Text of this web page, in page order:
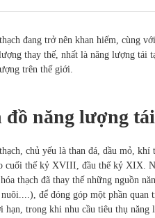
đang trở nên khan hiếm, cùng
thay thế, nhất là năng lượng
trên thế giới.
năng lượng
chủ yếu là than đá, dầu mỏ,
cuối thế kỷ XVIII, đầu thế kỷ XIX.
thạch đã thay thế những nguồn
để đóng góp một phần
hạn, trong khi nhu cầu tiêu thụ